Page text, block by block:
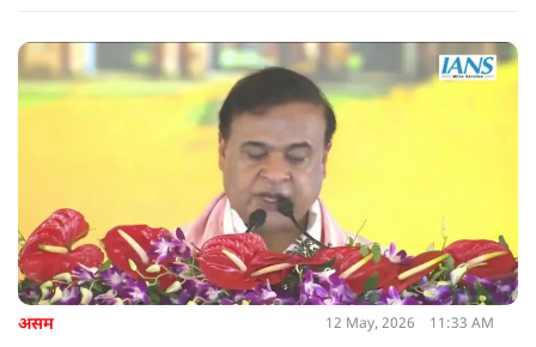
असम 12 May, 2026 11:33 AM